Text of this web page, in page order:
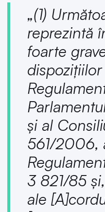
„(1)
reprezintă
foarte
dispozițiilor
și al
561/2006,
3 821/85
ale